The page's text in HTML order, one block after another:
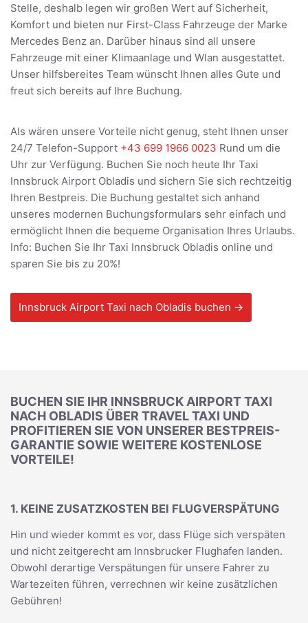
Stelle, deshalb legen wir großen Wert auf Sicherheit,
Komfort und bieten nur First-Class Fahrzeuge der Marke
Mercedes Benz an. Darüber hinaus sind all unsere
Fahrzeuge mit einer Klimaanlage und Wlan ausgestattet.
Unser hilfsbereites Team wünscht Ihnen alles Gute und
freut sich bereits auf Ihre Buchung.
Als wären unsere Vorteile nicht genug, steht Ihnen unser
24/7 Telefon-Support +43 699 1966 0023 Rund um die
Uhr zur Verfügung. Buchen Sie noch heute Ihr Taxi
Innsbruck Airport Obladis und sichern Sie sich rechtzeitig
Ihren Bestpreis. Die Buchung gestaltet sich anhand
unseres modernen Buchungsformulars sehr einfach und
ermöglicht Ihnen die bequeme Organisation Ihres Urlaubs.
Info: Buchen Sie Ihr Taxi Innsbruck Obladis online und
sparen Sie bis zu 20%!
Innsbruck Airport Taxi nach Obladis buchen →
BUCHEN SIE IHR INNSBRUCK AIRPORT TAXI
NACH OBLADIS ÜBER TRAVEL TAXI UND
PROFITIEREN SIE VON UNSERER BESTPREIS-
GARANTIE SOWIE WEITERE KOSTENLOSE
VORTEILE!
1. KEINE ZUSATZKOSTEN BEI FLUGVERSPÄTUNG
Hin und wieder kommt es vor, dass Flüge sich verspäten
und nicht zeitgerecht am Innsbrucker Flughafen landen.
Obwohl derartige Verspätungen für unsere Fahrer zu
Wartezeiten führen, verrechnen wir keine zusätzlichen
Gebühren!